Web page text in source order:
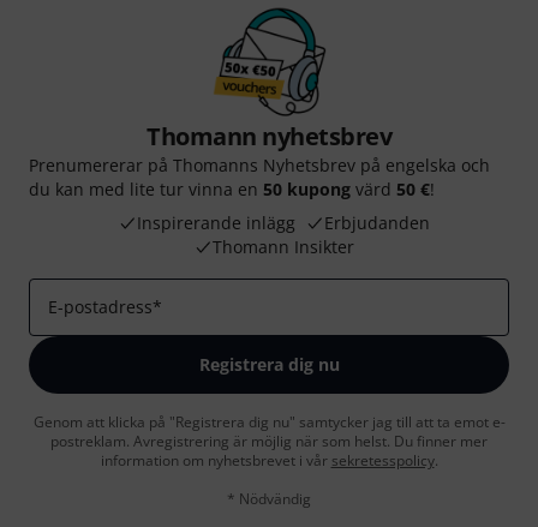
Thomann nyhetsbrev
Prenumererar på Thomanns Nyhetsbrev på engelska och
du kan med lite tur vinna en 50 kupong värd 50 €!
Inspirerande inlägg
Erbjudanden
Thomann Insikter
E-postadress*
Registrera dig nu
Genom att klicka på "Registrera dig nu" samtycker jag till att ta emot e-
postreklam. Avregistrering är möjlig när som helst. Du finner mer
information om nyhetsbrevet i vår sekretesspolicy.
* Nödvändig